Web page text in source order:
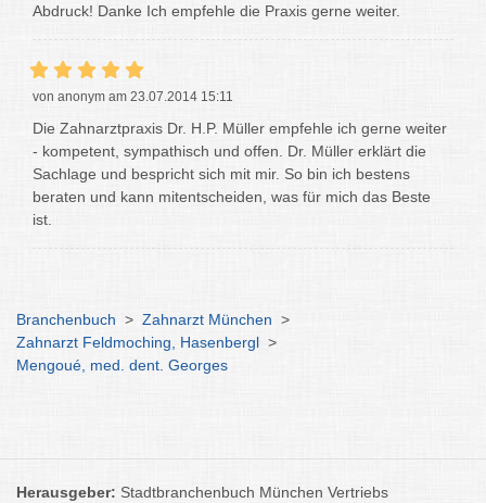
Abdruck! Danke Ich empfehle die Praxis gerne weiter.
von anonym am 23.07.2014 15:11
Die Zahnarztpraxis Dr. H.P. Müller empfehle ich gerne weiter
- kompetent, sympathisch und offen. Dr. Müller erklärt die
Sachlage und bespricht sich mit mir. So bin ich bestens
beraten und kann mitentscheiden, was für mich das Beste
ist.
Branchenbuch > Zahnarzt München >
Zahnarzt Feldmoching, Hasenbergl >
Mengoué, med. dent. Georges
Herausgeber: Stadtbranchenbuch München Vertriebs